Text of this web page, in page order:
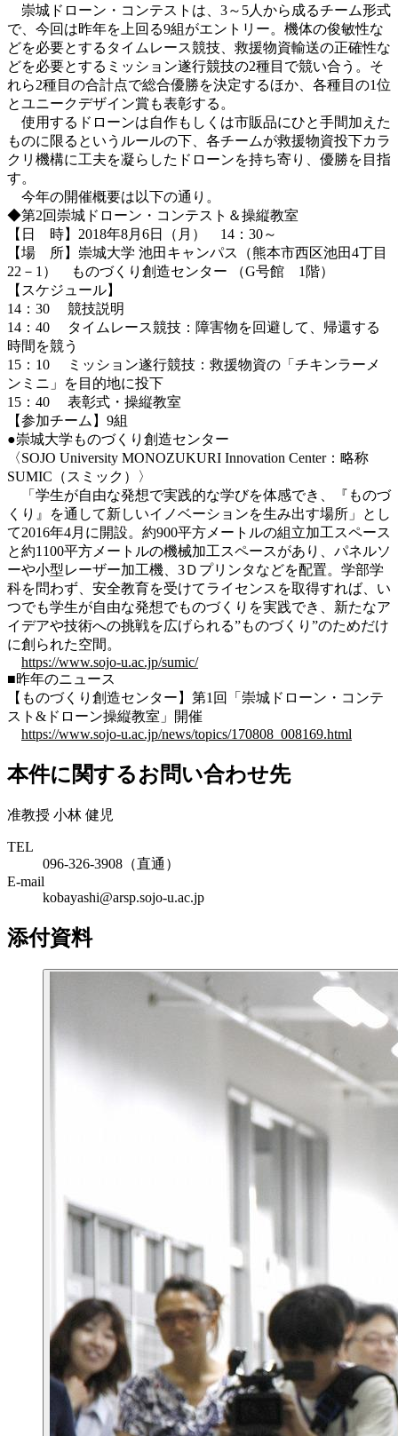
崇城ドローン・コンテストは、3～5人から成るチーム形式
で、今回は昨年を上回る9組がエントリー。機体の俊敏性な
どを必要とするタイムレース競技、救援物資輸送の正確性な
どを必要とするミッション遂行競技の2種目で競い合う。そ
れら2種目の合計点で総合優勝を決定するほか、各種目の1位
とユニークデザイン賞も表彰する。
使用するドローンは自作もしくは市販品にひと手間加えた
ものに限るというルールの下、各チームが救援物資投下カラ
クリ機構に工夫を凝らしたドローンを持ち寄り、優勝を目指
す。
今年の開催概要は以下の通り。
◆第2回崇城ドローン・コンテスト＆操縦教室
【日 時】2018年8月6日（月） 14：30～
【場 所】崇城大学 池田キャンパス（熊本市西区池田4丁目
22－1） ものづくり創造センター （G号館 1階）
【スケジュール】
14：30 競技説明
14：40 タイムレース競技：障害物を回避して、帰還する
時間を競う
15：10 ミッション遂行競技：救援物資の「チキンラーメ
ンミニ」を目的地に投下
15：40 表彰式・操縦教室
【参加チーム】9組
●崇城大学ものづくり創造センター
〈SOJO University MONOZUKURI Innovation Center：略称
SUMIC（スミック）〉
「学生が自由な発想で実践的な学びを体感でき、『ものづ
くり』を通して新しいイノベーションを生み出す場所」とし
て2016年4月に開設。約900平方メートルの組立加工スペース
と約1100平方メートルの機械加工スペースがあり、パネルソ
ーや小型レーザー加工機、3Ｄプリンタなどを配置。学部学
科を問わず、安全教育を受けてライセンスを取得すれば、い
つでも学生が自由な発想でものづくりを実践でき、新たなア
イデアや技術への挑戦を広げられる”ものづくり”のためだけ
に創られた空間。
https://www.sojo-u.ac.jp/sumic/
■昨年のニュース
【ものづくり創造センター】第1回「崇城ドローン・コンテ
スト&ドローン操縦教室」開催
https://www.sojo-u.ac.jp/news/topics/170808_008169.html
本件に関するお問い合わせ先
准教授 小林 健児
TEL
096-326-3908（直通）
E-mail
kobayashi@arsp.sojo-u.ac.jp
添付資料